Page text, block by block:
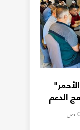
الدعم